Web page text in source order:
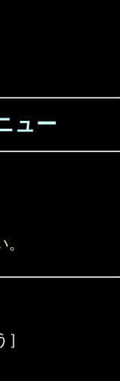
ュー